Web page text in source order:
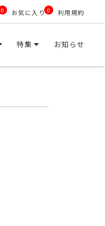
0 お気に入り 0 利用規約
特集 お知らせ